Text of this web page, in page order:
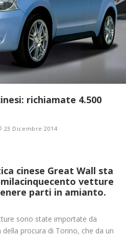
richiamate 4.500
23 Dicembre 2014
cinese Great Wall sta
vetture
parti in amianto.
sono state importate da
della procura di Torino, che da un